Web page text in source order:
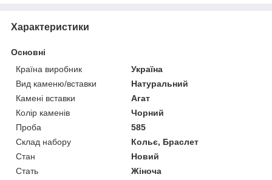
Характеристики
Основні
Країна виробник
Україна
Вид каменю/вставки
Натуральний
Камені вставки
Агат
Колір каменів
Чорний
Проба
585
Склад набору
Кольє, Браслет
Стан
Новий
Стать
Жіноча